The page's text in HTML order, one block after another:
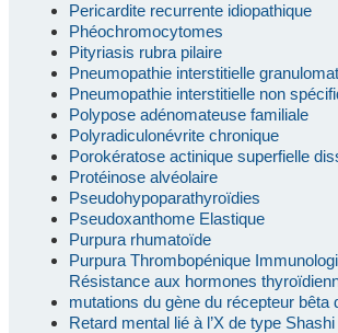
Pericardite recurrente idiopathique
Phéochromocytomes
Pityriasis rubra pilaire
Pneumopathie interstitielle
Pneumopathie interstitielle non
Polypose adénomateuse familiale
Polyradiculonévrite chronique
Porokératose actinique superfielle
Protéinose alvéolaire
Pseudohypoparathyroïdies
Pseudoxanthome Elastique
Purpura rhumatoïde
Purpura Thrombopénique
Résistance aux hormones
mutations du gène du récepteur bêta
Retard mental lié à l’X de type Shashi